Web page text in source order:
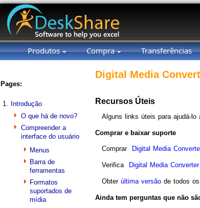
Produtos Compra Transferências
Pages:
1.
Introdução
O que há de novo?
Compreender a
interface do usuário
Menus
Barra de
ferramentas
Formatos
suportados de
mídia
Digital Media
Recursos Úteis
Alguns links úteis para ajudá-lo
Comprar e baixar suporte
Comprar Digital Media
Verifica Digital Media
Obter última versão de todos
Ainda tem perguntas que não